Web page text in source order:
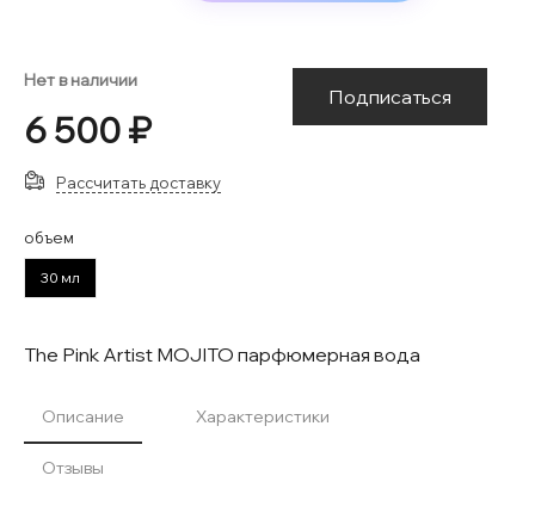
Нет в наличии
6 500 ₽
Подписаться
Рассчитать доставку
объем
30 мл
The Pink Artist MOJITO парфюмерная вода
Описание Характеристики
Отзывы